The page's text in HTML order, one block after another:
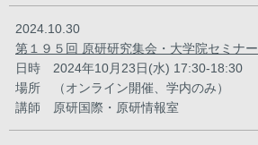
2024.10.30
第１９５回 原研研究集会・大学院セミナー
日時 2024年10月23日(水) 17:30-18:30
場所 （オンライン開催、学内のみ）
講師 原研国際・原研情報室